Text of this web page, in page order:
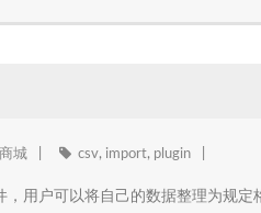
城 csv, import, plugin
用户可以将自己的数据整理为规定